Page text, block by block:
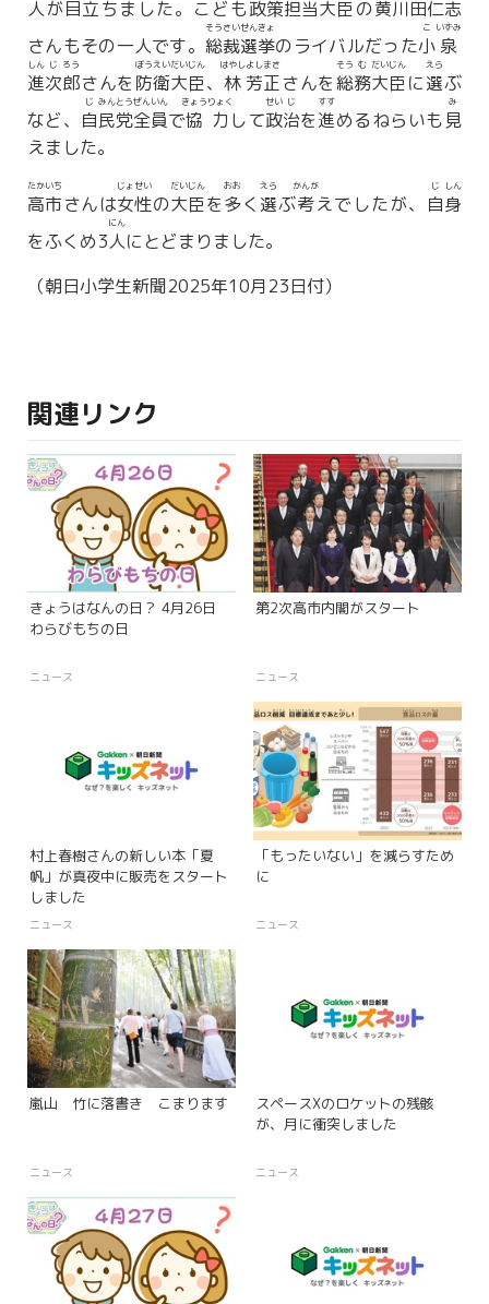
人が目立ちました。こども政策担当大臣 の黄川田仁志
さんもその一人です。 総
そう
裁
さい
選
せん
挙
きょ
のライバルだった小
こ
泉
いずみ
進
しん
次
じ
郎
ろう
さんを 防
ぼう
衛
えい
大
だい
臣
じん
、 林
はやし
芳
よし
正
まさ
さんを総
そう
務
む
大
だい
臣
じん
に選
えら
ぶ
など、 自
じ
民
みん
党
とう
全
ぜん
員
いん
で協
きょう
力
りょく
して政
せい
治
じ
を進
すす
めるねらいも見
み
えました。
高
たか
市
いち
さんは女
じょ
性
せい
の大
だい
臣
じん
を多
おお
く 選
えら
ぶ考
かんが
えでしたが、 自
じ
身
しん
をふくめ3人
にん
にとどまりました。
（朝日小学生新聞2025年10月23日付）
関連リンク
きょうはなんの日？ 4月26日
わらびもちの日
ニュース
第2次高市内閣がスタート
ニュース
村上春樹さんの新しい本「夏
帆」が真夜中に販売をスタート
しました
ニュース
「もったいない」を減らすため
に
ニュース
嵐山 竹に落書き こまります
ニュース
スペースXのロケットの残骸
が、月に衝突しました
ニュース